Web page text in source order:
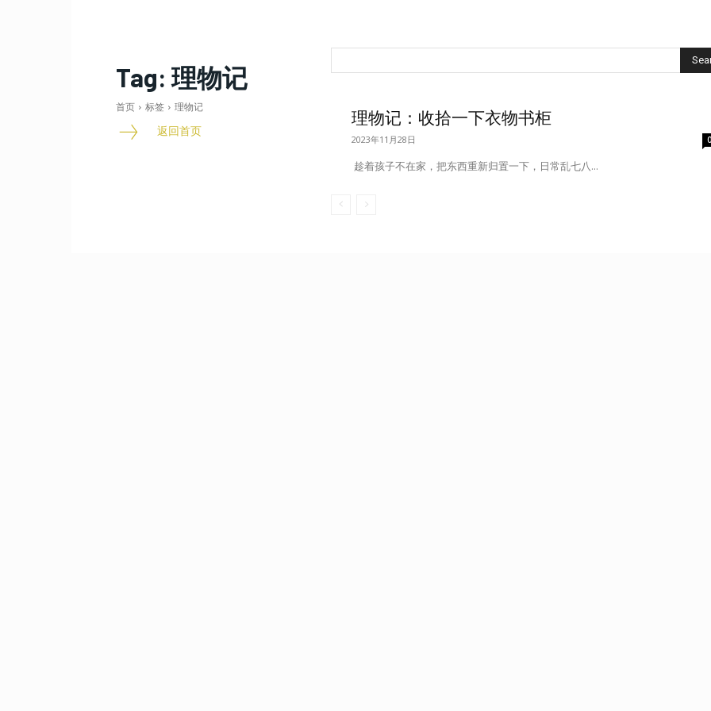
Tag:理物记
首页 标签 理物记
返回首页
理物记：收拾一下衣物书柜
2023年11月28日 0
趁着孩子不在家，把东西重新归置一下，日常乱七八...